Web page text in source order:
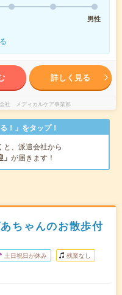
男性
詳しく見る
社 メディカルケア事業部
！」をタップ！
と、派遣会社から
が届きます！
ちゃんのお散歩付
土日祝日が休み 残業なし